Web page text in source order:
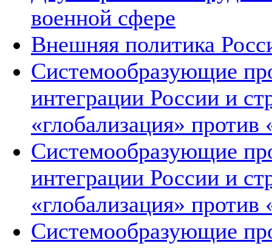
военной сфере
Внешняя политика
Системообразующие
интеграции России и
«глобализация»
Системообразующие
интеграции России и
«глобализация»
Системообразующие